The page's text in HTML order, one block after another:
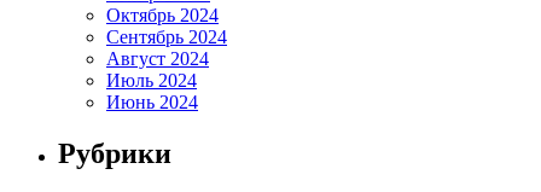
Октябрь 2024
Сентябрь 2024
Август 2024
Июль 2024
Июнь 2024
Рубрики